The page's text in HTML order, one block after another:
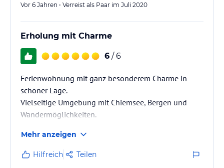
Vor 6 Jahren • Verreist als Paar im Juli 2020
Erholung mit Charme
6 / 6
Ferienwohnung mit ganz besonderem Charme in
schöner Lage.
Vielseitige Umgebung mit Chiemsee, Bergen und
Wandermöglichkeiten.
Mehr anzeigen
Hilfreich Teilen